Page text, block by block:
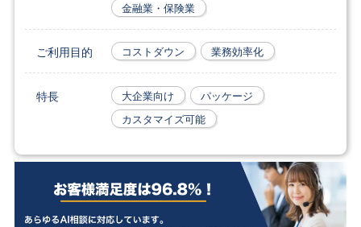
金融業・保険業
ご利用目的 コストダウン 業務効率化
特長 大企業向け
パッケージ
カスタマイズ可能